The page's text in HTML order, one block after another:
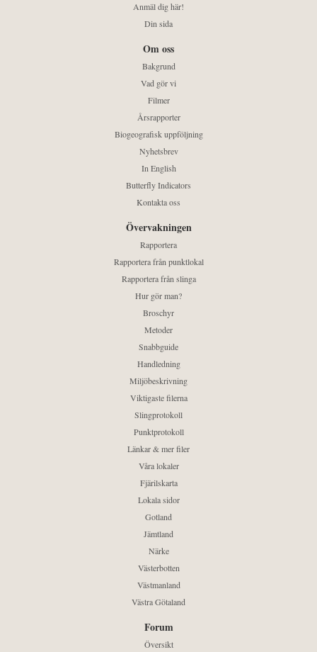
Anmäl dig här!
Din sida
Om oss
Bakgrund
Vad gör vi
Filmer
Årsrapporter
Biogeografisk uppföljning
Nyhetsbrev
In English
Butterfly Indicators
Kontakta oss
Övervakningen
Rapportera
Rapportera från punktlokal
Rapportera från slinga
Hur gör man?
Broschyr
Metoder
Snabbguide
Handledning
Miljöbeskrivning
Viktigaste filerna
Slingprotokoll
Punktprotokoll
Länkar & mer filer
Våra lokaler
Fjärilskarta
Lokala sidor
Gotland
Jämtland
Närke
Västerbotten
Västmanland
Västra Götaland
Forum
Översikt